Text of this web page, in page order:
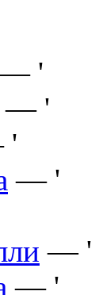
'
— '
'
— '
— '
— '